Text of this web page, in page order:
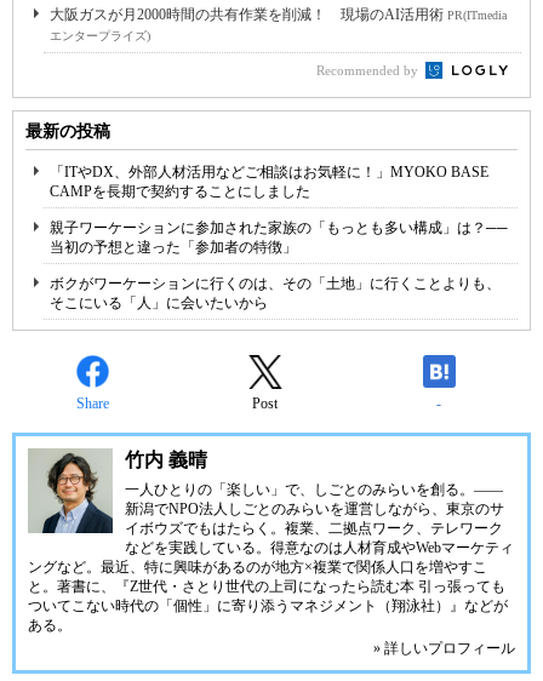
大阪ガスが月2000時間の共有作業を削減！ 現場のAI活用術 PR(ITmedia
エンタープライズ)
Recommended by
最新の投稿
「ITやDX、外部人材活用などご相談はお気軽に！」MYOKO BASE
CAMPを長期で契約することにしました
親子ワーケーションに参加された家族の「もっとも多い構成」は？──
当初の予想と違った「参加者の特徴」
ボクがワーケーションに行くのは、その「土地」に行くことよりも、
そこにいる「人」に会いたいから
Share Post -
竹内 義晴
一人ひとりの「楽しい」で、しごとのみらいを創る。――
新潟でNPO法人しごとのみらいを運営しながら、東京のサ
イボウズでもはたらく。複業、二拠点ワーク、テレワーク
などを実践している。得意なのは人材育成やWebマーケティ
ングなど。最近、特に興味があるのが地方×複業で関係人口を増やすこ
と。著書に、『Z世代・さとり世代の上司になったら読む本 引っ張っても
ついてこない時代の「個性」に寄り添うマネジメント（翔泳社）』などが
ある。
» 詳しいプロフィール